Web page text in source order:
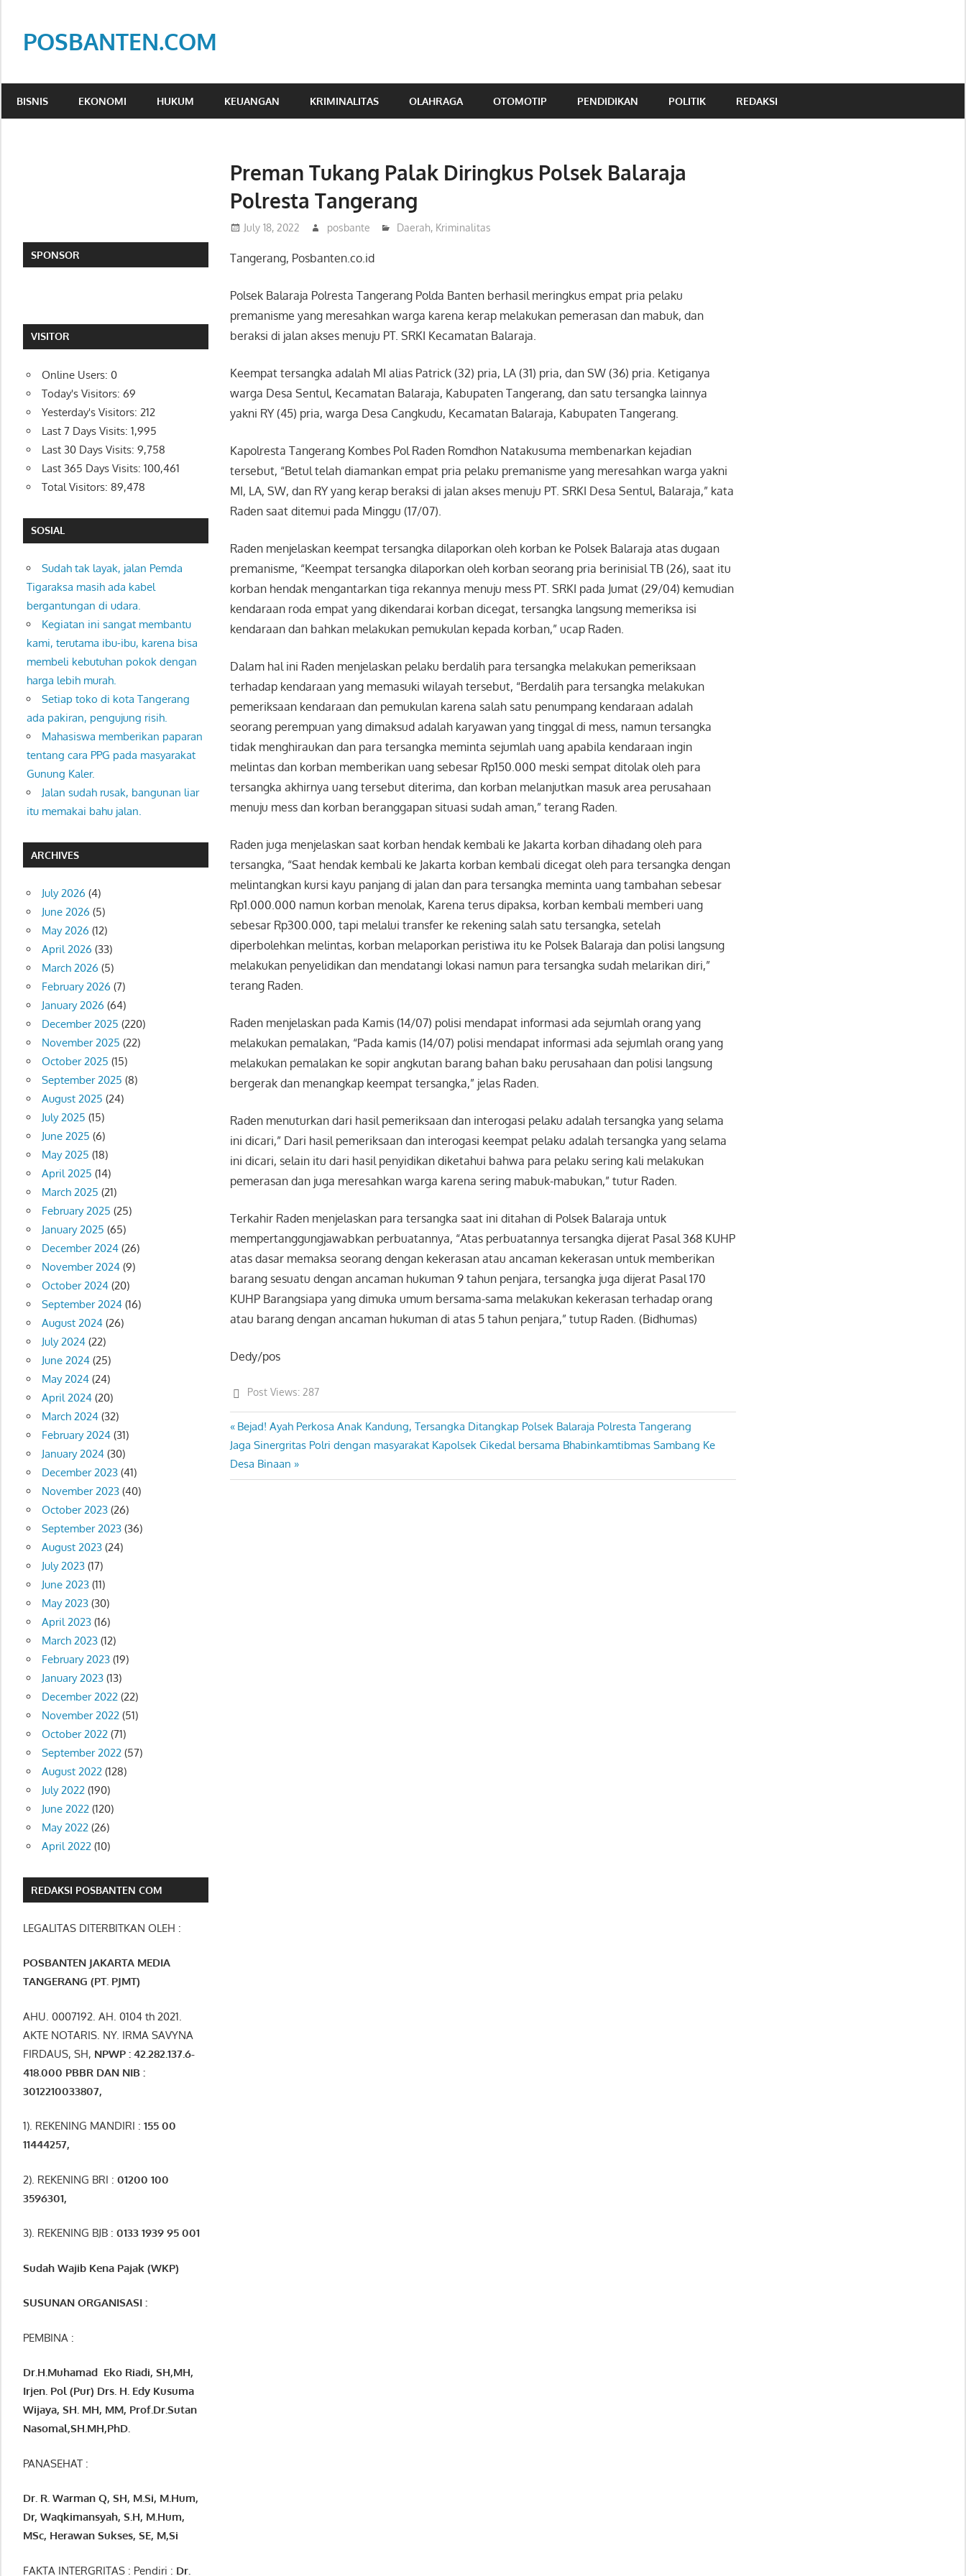
contentPOSBANTEN.COM
Menyampaikan
BISNIS EKONOMI HUKUM KEUANGAN KRIMINALITAS OLAHRAGA OTOMOTIP PENDIDIKAN POLITIK REDAKSI
Preman Tukang Palak Diringkus Polsek Balaraja
Polresta Tangerang
July 18, 2022 posbante Daerah, Kriminalitas
Tangerang, Posbanten.co.id
Polsek Balaraja Polresta Tangerang Polda Banten berhasil meringkus empat pria pelaku
premanisme yang meresahkan warga karena kerap melakukan pemerasan dan mabuk, dan
beraksi di jalan akses menuju PT. SRKI Kecamatan Balaraja.
Keempat tersangka adalah MI alias Patrick (32) pria, LA (31) pria, dan SW (36) pria. Ketiganya
warga Desa Sentul, Kecamatan Balaraja, Kabupaten Tangerang, dan satu tersangka lainnya
yakni RY (45) pria, warga Desa Cangkudu, Kecamatan Balaraja, Kabupaten Tangerang.
Kapolresta Tangerang Kombes Pol Raden Romdhon Natakusuma membenarkan kejadian
tersebut, “Betul telah diamankan empat pria pelaku premanisme yang meresahkan warga yakni
MI, LA, SW, dan RY yang kerap beraksi di jalan akses menuju PT. SRKI Desa Sentul, Balaraja,” kata
Raden saat ditemui pada Minggu (17/07).
Raden menjelaskan keempat tersangka dilaporkan oleh korban ke Polsek Balaraja atas dugaan
premanisme, “Keempat tersangka dilaporkan oleh korban seorang pria berinisial TB (26), saat itu
korban hendak mengantarkan tiga rekannya menuju mess PT. SRKI pada Jumat (29/04) kemudian
kendaraan roda empat yang dikendarai korban dicegat, tersangka langsung memeriksa isi
kendaraan dan bahkan melakukan pemukulan kepada korban,” ucap Raden.
Dalam hal ini Raden menjelaskan pelaku berdalih para tersangka melakukan pemeriksaan
terhadap kendaraan yang memasuki wilayah tersebut, “Berdalih para tersangka melakukan
pemeriksaan kendaraan dan pemukulan karena salah satu penumpang kendaraan adalah
seorang perempuan yang dimaksud adalah karyawan yang tinggal di mess, namun tersangka
tidak menghiraukan dan para tersangka meminta sejumlah uang apabila kendaraan ingin
melintas dan korban memberikan uang sebesar Rp150.000 meski sempat ditolak oleh para
tersangka akhirnya uang tersebut diterima, dan korban melanjutkan masuk area perusahaan
menuju mess dan korban beranggapan situasi sudah aman,” terang Raden.
Raden juga menjelaskan saat korban hendak kembali ke Jakarta korban dihadang oleh para
tersangka, “Saat hendak kembali ke Jakarta korban kembali dicegat oleh para tersangka dengan
melintangkan kursi kayu panjang di jalan dan para tersangka meminta uang tambahan sebesar
Rp1.000.000 namun korban menolak, Karena terus dipaksa, korban kembali memberi uang
sebesar Rp300.000, tapi melalui transfer ke rekening salah satu tersangka, setelah
diperbolehkan melintas, korban melaporkan peristiwa itu ke Polsek Balaraja dan polisi langsung
melakukan penyelidikan dan mendatangi lokasi namun para tersangka sudah melarikan diri,”
terang Raden.
Raden menjelaskan pada Kamis (14/07) polisi mendapat informasi ada sejumlah orang yang
melakukan pemalakan, “Pada kamis (14/07) polisi mendapat informasi ada sejumlah orang yang
melakukan pemalakan ke sopir angkutan barang bahan baku perusahaan dan polisi langsung
bergerak dan menangkap keempat tersangka,” jelas Raden.
Raden menuturkan dari hasil pemeriksaan dan interogasi pelaku adalah tersangka yang selama
ini dicari,” Dari hasil pemeriksaan dan interogasi keempat pelaku adalah tersangka yang selama
ini dicari, selain itu dari hasil penyidikan diketahui bahwa para pelaku sering kali melakukan
pemerasan dan juga meresahkan warga karena sering mabuk-mabukan,” tutur Raden.
Terkahir Raden menjelaskan para tersangka saat ini ditahan di Polsek Balaraja untuk
mempertanggungjawabkan perbuatannya, “Atas perbuatannya tersangka dijerat Pasal 368 KUHP
atas dasar memaksa seorang dengan kekerasan atau ancaman kekerasan untuk memberikan
barang sesuatu dengan ancaman hukuman 9 tahun penjara, tersangka juga dijerat Pasal 170
KUHP Barangsiapa yang dimuka umum bersama-sama melakukan kekerasan terhadap orang
atau barang dengan ancaman hukuman di atas 5 tahun penjara,” tutup Raden. (Bidhumas)
Dedy/pos
Post Views: 287
Post
navigation
Previous
Post:
Bejad! Ayah Perkosa Anak Kandung, Tersangka Ditangkap Polsek Balaraja Polresta Tangerang
Next
Post:
Jaga Sinergritas Polri dengan masyarakat Kapolsek Cikedal bersama Bhabinkamtibmas Sambang Ke
Desa Binaan
SPONSOR
VISITOR
Online Users: 0
Today's Visitors: 69
Yesterday's Visitors: 212
Last 7 Days Visits: 1,995
Last 30 Days Visits: 9,758
Last 365 Days Visits: 100,461
Total Visitors: 89,478
SOSIAL
Sudah tak layak, jalan Pemda
Tigaraksa masih ada kabel
bergantungan di udara.
Kegiatan ini sangat membantu
kami, terutama ibu-ibu, karena bisa
membeli kebutuhan pokok dengan
harga lebih murah.
Setiap toko di kota Tangerang
ada pakiran, pengujung risih.
Mahasiswa memberikan paparan
tentang cara PPG pada masyarakat
Gunung Kaler.
Jalan sudah rusak, bangunan liar
itu memakai bahu jalan.
ARCHIVES
July 2026 (4)
June 2026 (5)
May 2026 (12)
April 2026 (33)
March 2026 (5)
February 2026 (7)
January 2026 (64)
December 2025 (220)
November 2025 (22)
October 2025 (15)
September 2025 (8)
August 2025 (24)
July 2025 (15)
June 2025 (6)
May 2025 (18)
April 2025 (14)
March 2025 (21)
February 2025 (25)
January 2025 (65)
December 2024(26)
November 2024(9)
October 2024(20)
September 2024(16)
August 2024(26)
July 2024(22)
June 2024(25)
May 2024(24)
April 2024(20)
March 2024(32)
February 2024(31)
January 2024(30)
December 2023(41)
November 2023(40)
October 2023(26)
September 2023(36)
August 2023(24)
July 2023(17)
June 2023(11)
May 2023(30)
April 2023(16)
March 2023(12)
February 2023(19)
January 2023(13)
December 2022(22)
November 2022(51)
October 2022(71)
September 2022(57)
August 2022(128)
July 2022(190)
June 2022(120)
May 2022(26)
April 2022(10)
REDAKSI POSBANTEN COM
LEGALITAS DITERBITKAN OLEH :
POSBANTEN JAKARTA MEDIA
TANGERANG (PT. PJMT)
AHU. 0007192. AH. 0104 th 2021.
AKTE NOTARIS. NY. IRMA SAVYNA
FIRDAUS, SH, NPWP : 42. 282 .137.6-
418.000 PBBR DAN NIB :
3012210033807,
1). REKENING MANDIRI : 155 00
11444257,
2). REKENING BRI : 01200 100
3596301,
3). REKENING BJB : 0133 1939 95 001
Sudah Wajib Kena Pajak (WKP)
SUSUNAN ORGANISASI :
PEMBINA :
Dr.H.Muhamad Eko Riadi, SH,MH,
Irjen. Pol (Pur) Drs. H. Edy Kusuma
Wijaya, SH. MH, MM, Prof.Dr.Sutan
Nasomal,SH.MH,PhD.
PANASEHAT :
Dr. R. Warman Q, SH, M.Si, M.Hum,
Dr, Waqkimansyah, S.H, M.Hum,
MSc, Herawan Sukses, SE, M,Si
FAKTA INTERGRITAS : Pendiri : Dr.